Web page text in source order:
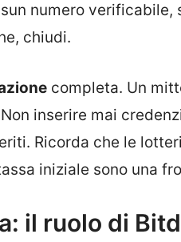
numero
chiudi.
completa. Un
Non inserire mai
Ricorda che le
iniziale sono una
il ruolo di